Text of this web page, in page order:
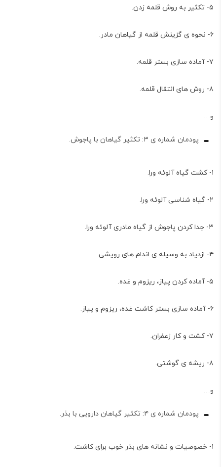
۵- تکثیر به روش قلمه زدن.
۶- نحوه ی گزینش قلمه از گیاهان مادر.
۷- آماده سازی بستر قلمه.
۸- روش های انتقال قلمه.
و…
پودمان شماره ی ۳: تکثیر گیاهان با پاجوش.
۱- کشت گیاه آلوئه ورا.
۲- گیاه شناسی آلوئه ورا.
۳- جدا کردن پاجوش از گیاه مادری آلوئه ورا.
۴- ازدیاد به وسیله ی اندام های رویشی.
۵- آماده کردن پیاز، ریزوم و غده.
۶- آماده سازی بستر کاشت غده، ریزوم و پیاز.
۷- کشت و کار زعفران.
۸- ریشه ی گوشتی.
و…
پودمان شماره ی ۴: تکثیر گیاهان دارویی با بذر.
۱- خصوصیات و نشانه های بذر خوب برای کاشت.